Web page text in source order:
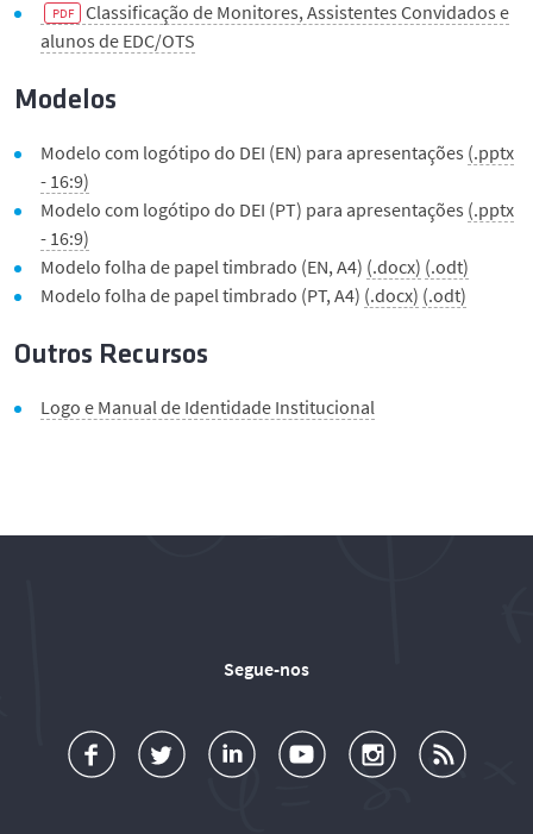
Classificação de Monitores, Assistentes Convidados e
alunos de EDC/OTS
Modelos
Modelo com logótipo do DEI (EN) para apresentações (.pptx
- 16:9)
Modelo com logótipo do DEI (PT) para apresentações (.pptx
- 16:9)
Modelo folha de papel timbrado (EN, A4) (.docx) (.odt)
Modelo folha de papel timbrado (PT, A4) (.docx) (.odt)
Outros Recursos
Logo e Manual de Identidade Institucional
Segue-nos
a
o
d
o
o
u